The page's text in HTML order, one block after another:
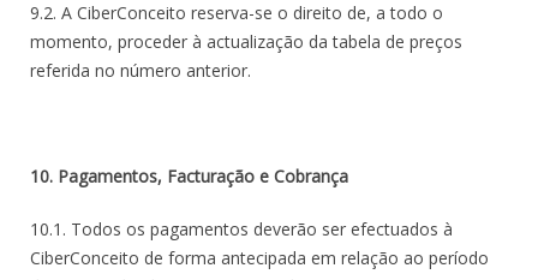
9.2. A CiberConceito reserva-se o direito de, a todo o
momento, proceder à actualização da tabela de preços
referida no número anterior.
10. Pagamentos, Facturação e Cobrança
10.1. Todos os pagamentos deverão ser efectuados à
CiberConceito de forma antecipada em relação ao período